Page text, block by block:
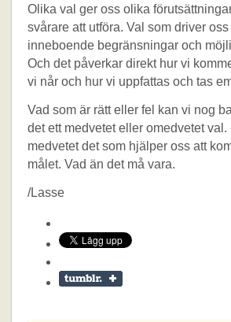
Olika val ger oss olika
svårare att utföra. Val som driver
inneboende begränsningar och
Och det påverkar direkt hur vi
vi når och hur vi uppfattas och tas
Vad som är rätt eller fel kan vi nog
det ett medvetet eller omedvetet
medvetet det som hjälper oss att
målet. Vad än det må vara.
/Lasse